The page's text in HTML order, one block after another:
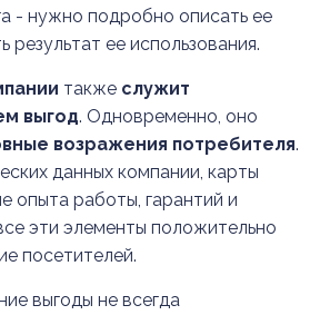
- нужно подробно описать ее
результат ее использования.
также служит
выгод. Одновременно, оно
возражения потребителя.
данных компании, карты
опыта работы, гарантий и
эти элементы положительно
посетителей.
выгоды не всегда